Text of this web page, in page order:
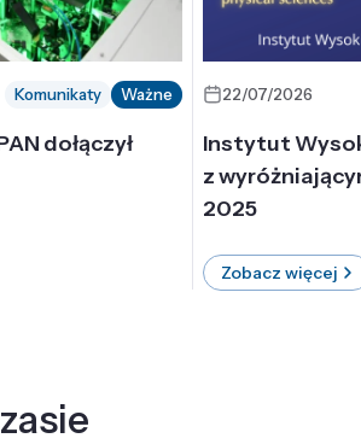
Komunikaty Ważne
dołączył
22/07/2026
Instytut
z
2025
Zobacz więcej